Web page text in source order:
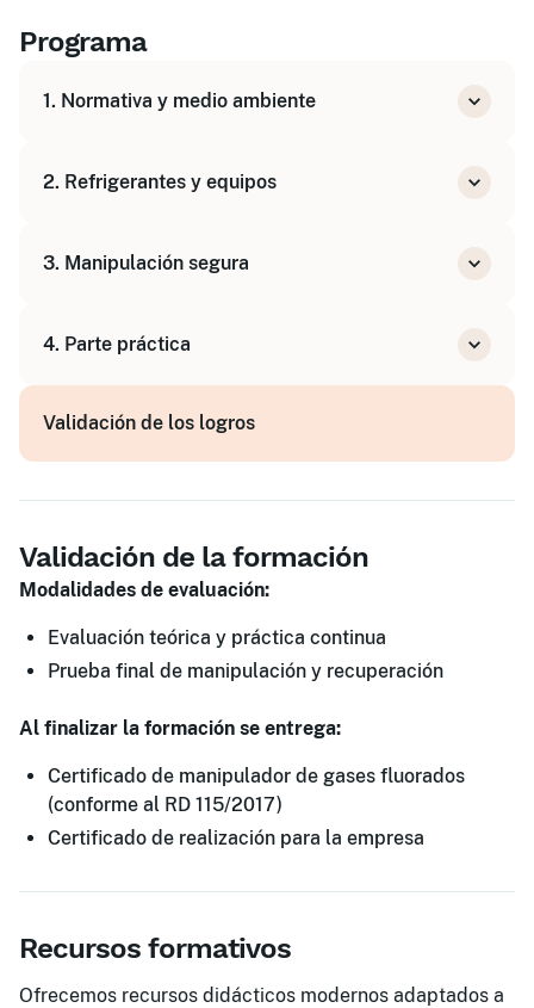
Programa
1. Normativa y medio ambiente
Impacto ambiental y efecto invernadero
2. Refrigerantes y equipos
Equipos de refrigeración y climatización
3. Manipulación segura
Recuperación y reciclaje de refrigerante
4. Parte práctica
Detección de fugas
Cumplimentación de registros
Validación de los logros
Validación de la formación
Modalidades de evaluación:
Evaluación teórica y práctica continua
Prueba final de manipulación y recuperación
Al finalizar la formación se entrega:
Certificado de manipulador de gases fluorados
(conforme al RD 115/2017)
Certificado de realización para la empresa
Recursos formativos
Ofrecemos recursos didácticos modernos adaptados a